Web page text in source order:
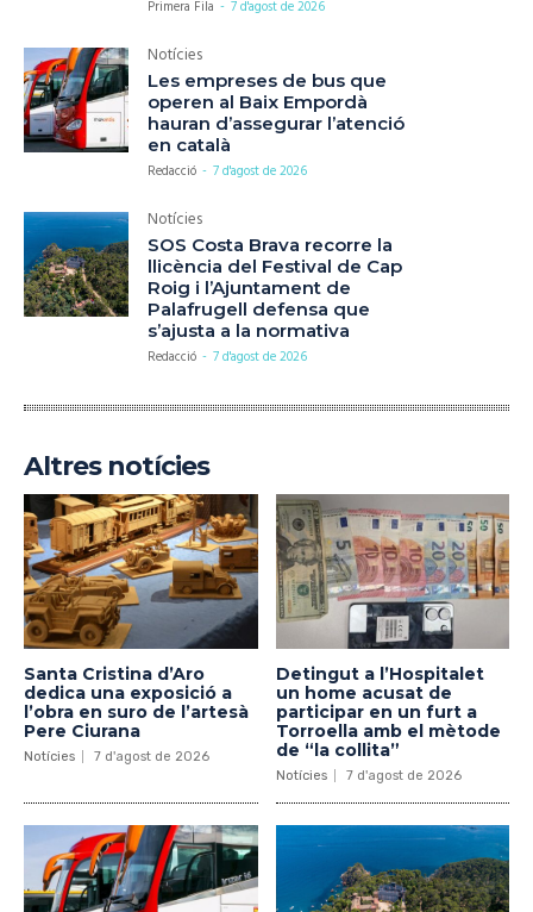
Primera Fila - 7 d'agost de 2026
Notícies
Les empreses de bus que
operen al Baix Empordà
hauran d’assegurar l’atenció
en català
Redacció - 7 d'agost de 2026
Notícies
SOS Costa Brava recorre la
llicència del Festival de Cap
Roig i l’Ajuntament de
Palafrugell defensa que
s’ajusta a la normativa
Redacció - 7 d'agost de 2026
Altres notícies
Santa Cristina d’Aro
dedica una exposició a
l’obra en suro de l’artesà
Pere Ciurana
Notícies 7 d'agost de 2026
Detingut a l’Hospitalet
un home acusat de
participar en un furt a
Torroella amb el mètode
de “la collita”
Notícies 7 d'agost de 2026